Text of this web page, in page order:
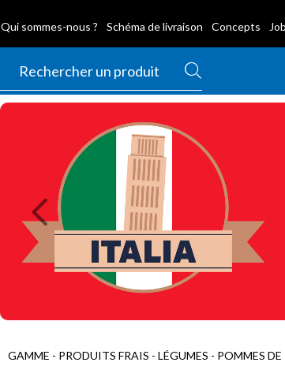
Qui sommes-nous ? Schéma de livraison Concepts
GAMME - PRODUITS FRAIS - LÉGUMES - POMMES DE